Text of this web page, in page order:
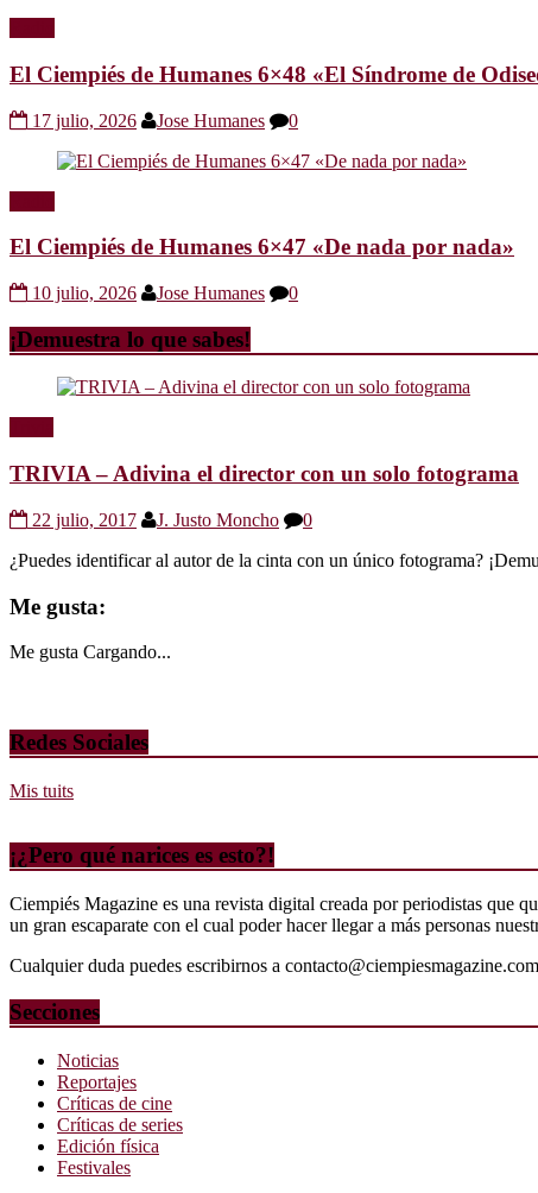
El Ciempiés de Humanes 6×48 «El Síndrome de
17 julio, 2026 Jose Humanes 0
El Ciempiés de Humanes 6×47 «De nada por nada»
10 julio, 2026 Jose Humanes 0
¡Demuestra lo que sabes!
TRIVIA – Adivina el director con un solo fotograma
22 julio, 2017 J. Justo Moncho
0
¿Puedes identificar al autor de la cinta con un único fotograma?
Me gusta:
Me gusta Cargando...
Redes Sociales
Mis tuits
¡¿Pero qué narices es esto?!
Ciempiés Magazine es una revista digital creada por periodistas que
un gran escaparate con el cual poder hacer llegar a más personas
Cualquier duda puedes escribirnos a contacto@ciempiesmagazine.com
Secciones
Noticias
Reportajes
Críticas de cine
Críticas de series
Edición física
Festivales